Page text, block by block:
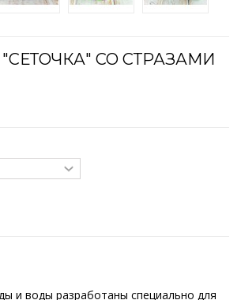
"СЕТОЧКА" СО СТРАЗАМИ
и воды разработаны специально для